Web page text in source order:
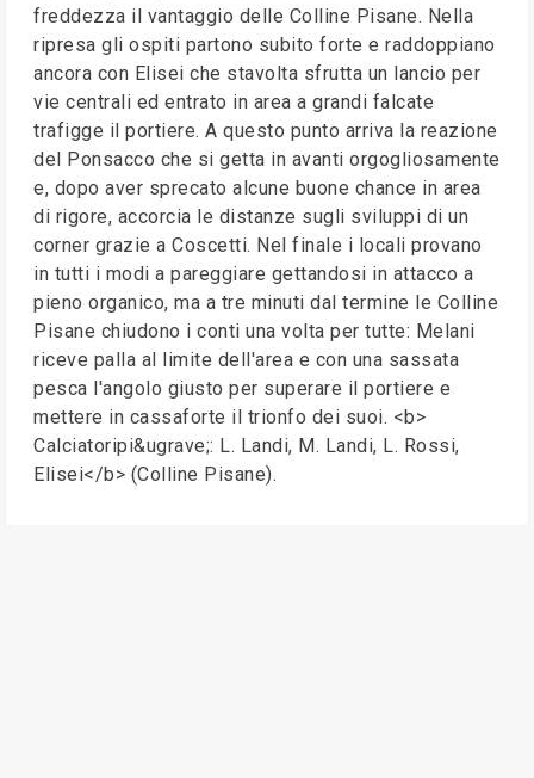
freddezza il vantaggio delle Colline Pisane. Nella
ripresa gli ospiti partono subito forte e raddoppiano
ancora con Elisei che stavolta sfrutta un lancio per
vie centrali ed entrato in area a grandi falcate
trafigge il portiere. A questo punto arriva la reazione
del Ponsacco che si getta in avanti orgogliosamente
e, dopo aver sprecato alcune buone chance in area
di rigore, accorcia le distanze sugli sviluppi di un
corner grazie a Coscetti. Nel finale i locali provano
in tutti i modi a pareggiare gettandosi in attacco a
pieno organico, ma a tre minuti dal termine le Colline
Pisane chiudono i conti una volta per tutte: Melani
riceve palla al limite dell'area e con una sassata
pesca l'angolo giusto per superare il portiere e
mettere in cassaforte il trionfo dei suoi. <b>
Calciatoripi&ugrave;: L. Landi, M. Landi, L. Rossi,
Elisei</b> (Colline Pisane).